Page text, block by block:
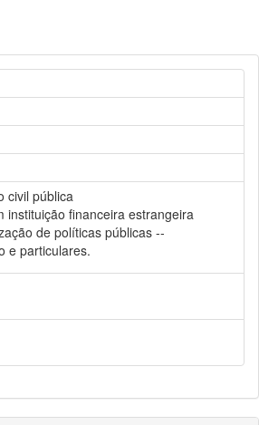
civil pública
instituição financeira estrangeira
de políticas públicas --
e particulares.